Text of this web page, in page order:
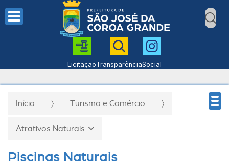
LicitaçãoTransparênciaSocial
Início Turismo e Comércio
Atrativos Naturais
Piscinas Naturais